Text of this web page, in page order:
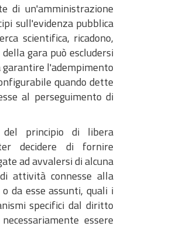
di un'amministrazione
sull'evidenza pubblica
scientifica, ricadono,
gara può escludersi
l'adempimento
quando dette
al perseguimento di
del principio di libera
decidere di fornire
ad avvalersi di alcuna
attività connesse alla
da esse assunti, quali i
specifici dal diritto
essere